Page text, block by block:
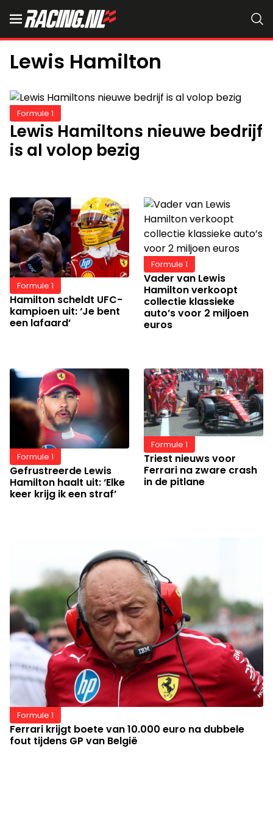
Lewis Hamilton
Formule 1
Lewis Hamiltons nieuwe bedrijf
is al volop bezig
Formule 1
Hamilton scheldt UFC-
kampioen uit: ‘Je bent
een lafaard’
Formule 1
Vader van Lewis
Hamilton verkoopt
collectie klassieke
auto’s voor 2 miljoen
euros
Formule 1
Gefrustreerde Lewis
Hamilton haalt uit: ‘Elke
keer krijg ik een straf’
Formule 1
Triest nieuws voor
Ferrari na zware crash
in de pitlane
Formule 1
Ferrari krijgt boete van 10.000 euro na dubbele
fout tijdens GP van België